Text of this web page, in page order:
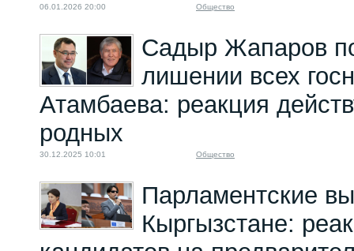
06.01.2026 20:00 Общество
Садыр Жапаров
лишении всех
Атамбаева: реакция
родных
30.12.2025 10:01 Общество
Парламентские
Кыргызстане: